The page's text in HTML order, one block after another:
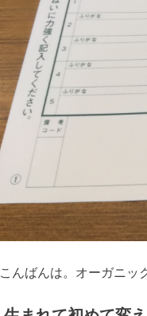
こんばんは。オーガニッ